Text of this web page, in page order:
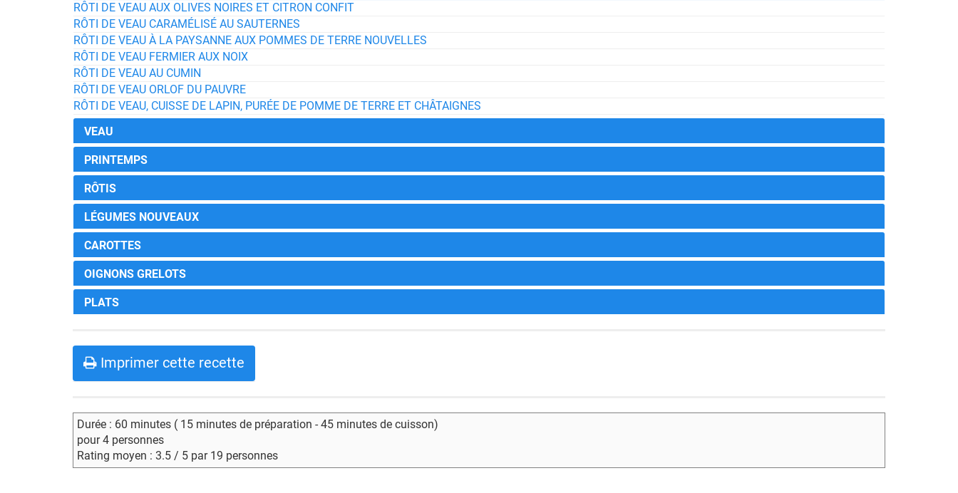
RÔTI DE VEAU AUX OLIVES NOIRES ET CITRON CONFIT
RÔTI DE VEAU CARAMÉLISÉ AU SAUTERNES
RÔTI DE VEAU À LA PAYSANNE AUX POMMES DE TERRE NOUVELLES
RÔTI DE VEAU FERMIER AUX NOIX
RÔTI DE VEAU AU CUMIN
RÔTI DE VEAU ORLOF DU PAUVRE
RÔTI DE VEAU, CUISSE DE LAPIN, PURÉE DE POMME DE TERRE ET CHÂTAIGNES
VEAU
PRINTEMPS
RÔTIS
LÉGUMES NOUVEAUX
CAROTTES
OIGNONS GRELOTS
PLATS
Imprimer cette recette
Durée : 60 minutes ( 15 minutes de préparation - 45 minutes de cuisson)
pour 4 personnes
Rating moyen : 3.5 / 5 par 19 personnes